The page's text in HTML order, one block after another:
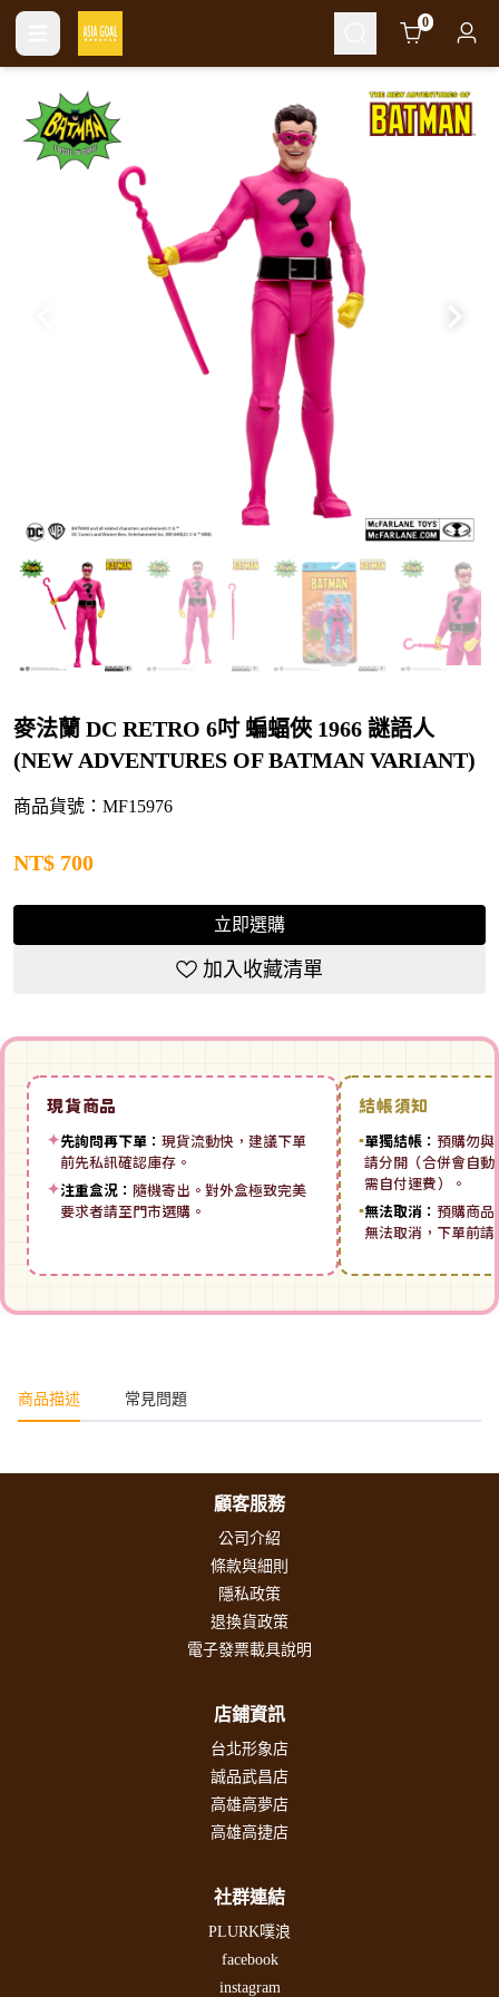
Cart 0
麥法蘭 DC RETRO 6吋 蝙蝠俠 1966 謎語人
(NEW ADVENTURES OF BATMAN VARIANT)
商品貨號：MF15976
NT$ 700
立即選購
加入收藏清單
現貨商品
✦先詢問再下單： 現貨流動快，建議下單
前先私訊確認庫存。
✦注重盒況： 隨機寄出。對外盒極致完美
要求者請至門市選購。
結帳須知
▪單獨結帳： 預購勿與
請分開（合併會自
需自付運費）。
▪無法取消： 預購商品
無法取消，下單前
商品描述 常見問題
顧客服務
公司介紹
條款與細則
隱私政策
退換貨政策
電子發票載具說明
店鋪資訊
台北形象店
誠品武昌店
高雄高夢店
高雄高捷店
社群連結
PLURK噗浪
facebook
instagram